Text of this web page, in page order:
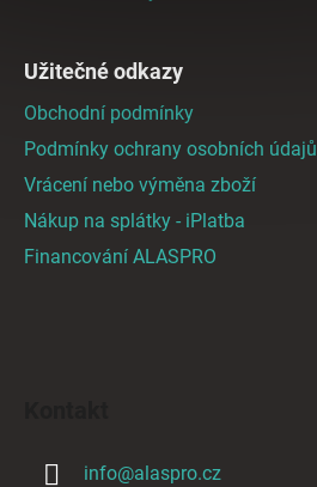
Užitečné odkazy
Obchodní podmínky
Podmínky ochrany osobních údajů
Vrácení nebo výměna zboží
Nákup na splátky - iPlatba
Financování ALASPRO
info@alaspro.cz